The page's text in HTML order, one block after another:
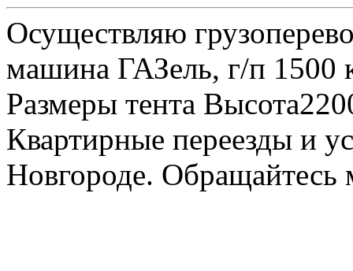
Осуществляю
машина ГАЗель, г/п 1500
Размеры тента
Квартирные переезды и
Новгороде.